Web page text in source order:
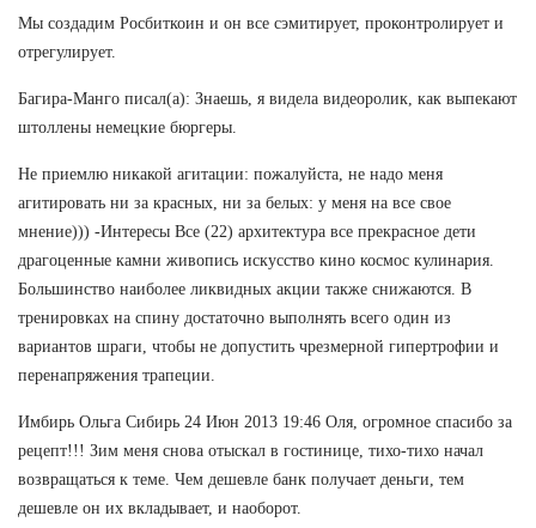
Мы создадим Росбиткоин и он все сэмитирует, проконтролирует и
отрегулирует.
Багира-Манго писал(а): Знаешь, я видела видеоролик, как выпекают
штоллены немецкие бюргеры.
Не приемлю никакой агитации: пожалуйста, не надо меня
агитировать ни за красных, ни за белых: у меня на все свое
мнение))) -Интересы Все (22) архитектура все прекрасное дети
драгоценные камни живопись искусство кино космос кулинария.
Большинство наиболее ликвидных акции также снижаются. В
тренировках на спину достаточно выполнять всего один из
вариантов шраги, чтобы не допустить чрезмерной гипертрофии и
перенапряжения трапеции.
Имбирь Ольга Сибирь 24 Июн 2013 19:46 Оля, огромное спасибо за
рецепт!!! Зим меня снова отыскал в гостинице, тихо-тихо начал
возвращаться к теме. Чем дешевле банк получает деньги, тем
дешевле он их вкладывает, и наоборот.